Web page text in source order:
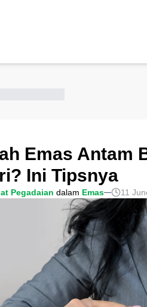
Emas Antam
Ini Tipsnya
Pegadaian dalam Emas 11